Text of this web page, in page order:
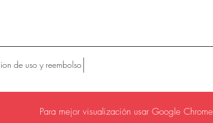
de uso y reembolso
Para mejor visualización usar Google Chrome